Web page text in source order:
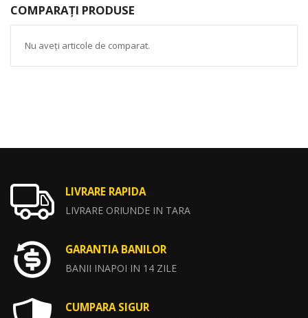
COMPARAȚI PRODUSE
Nu aveți articole de comparat.
LIVRARE RAPIDA
LIVRARE ORIUNDE IN TARA
GARANTIA BANILOR
BANII INAPOI IN 14 ZILE
CUMPARA SIGUR